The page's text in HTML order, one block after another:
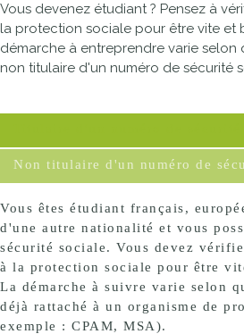
Vous devenez étudiant ? Pensez à
la protection sociale pour être vite et
démarche à entreprendre varie selon
non titulaire d'un numéro de sécurité
Non titulaire d'un numéro de
Vous êtes étudiant français,
d'une autre nationalité et vous
sécurité sociale. Vous devez
à la protection sociale pour être
La démarche à suivre varie selon
déjà rattaché à un organisme de
exemple : CPAM, MSA).